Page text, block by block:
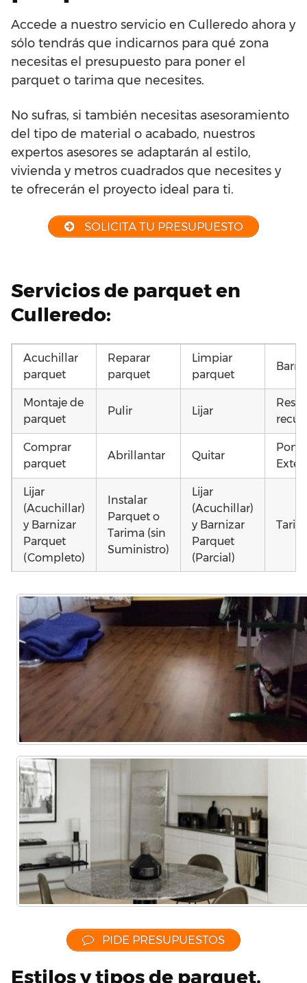
Accede a nuestro servicio en Culleredo ahora y
sólo tendrás que indicarnos para qué zona
necesitas el presupuesto para poner el
parquet o tarima que necesites.
No sufras, si también necesitas asesoramiento
del tipo de material o acabado, nuestros
expertos asesores se adaptarán al estilo,
vivienda y metros cuadrados que necesites y
te ofrecerán el proyecto ideal para ti.
SOLICITA TU PRESUPUESTO
Servicios de parquet en
Culleredo:
Acuchillar
parquet
Reparar
parquet
Limpiar
parquet
Montaje de
parquet
Pulir Lijar
Comprar
parquet
Abrillantar Quitar
Lijar
(Acuchillar)
y Barnizar
Parquet
(Completo)
Instalar
Parquet o
Tarima (sin
Suministro)
Lijar
(Acuchillar)
y Barnizar
Parquet
(Parcial)
parquet o
Tarima
Local
Comercial
parquet o
Vivienda
(Completa)
parquet o
Tarima
Vivienda
(Parcial)
PIDE PRESUPUESTOS
Estilos y tipos de parquet,